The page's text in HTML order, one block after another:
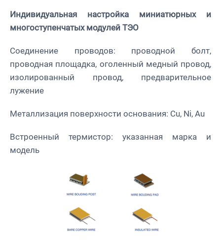
Индивидуальная настройка миниатюрных и
многоступенчатых модулей ТЭО
Соединение проводов: проводной болт,
проводная площадка, оголенный медный провод,
изолированный провод, предварительное
лужение
Металлизация поверхности основания: Cu, Ni, Au
Встроенный термистор: указанная марка и
модель